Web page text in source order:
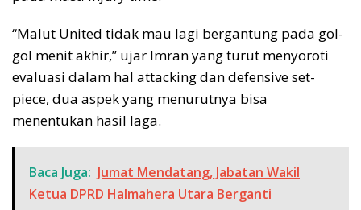
“Malut United tidak mau lagi bergantung pada gol-
gol menit akhir,” ujar Imran yang turut menyoroti
evaluasi dalam hal attacking dan defensive set-
piece, dua aspek yang menurutnya bisa
menentukan hasil laga.
Baca Juga: Jumat Mendatang, Jabatan Wakil
Ketua DPRD Halmahera Utara Berganti